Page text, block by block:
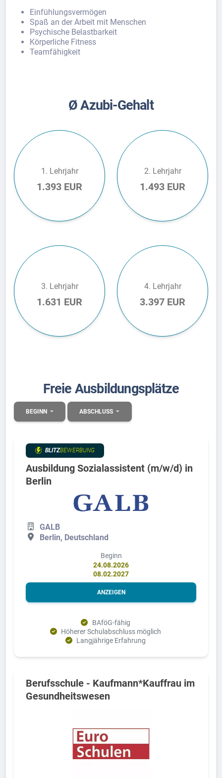
Einfühlungsvermögen
Spaß an der Arbeit mit Menschen
Psychische Belastbarkeit
Körperliche Fitness
Teamfähigkeit
Ø Azubi-Gehalt
1. Lehrjahr
1.393 EUR
2. Lehrjahr
1.493 EUR
3. Lehrjahr
1.631 EUR
4. Lehrjahr
3.397 EUR
Freie Ausbildungsplätze
BEGINN ABSCHLUSS
BLITZBEWERBUNG
Ausbildung Sozialassistent (m/w/d) in
Berlin
GALB
Berlin, Deutschland
Beginn
24.08.2026
08.02.2027
ANZEIGEN
BAföG-fähig
Höherer Schulabschluss möglich
Langjährige Erfahrung
Berufsschule - Kaufmann*Kauffrau im
Gesundheitswesen